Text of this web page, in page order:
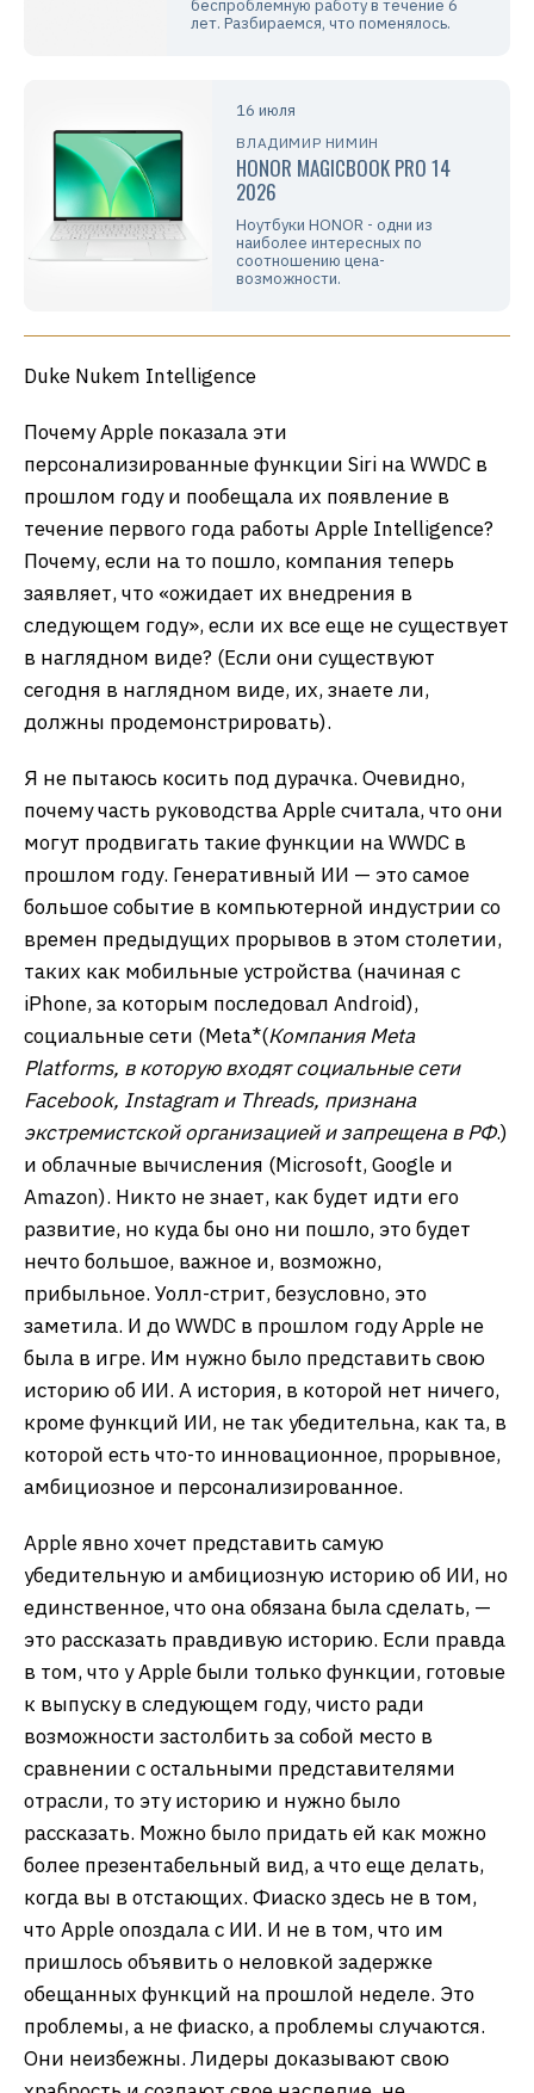
беспроблемную работу в течение 6
лет. Разбираемся, что поменялось.
16 июля
ВЛАДИМИР НИМИН
HONOR MAGICBOOK PRO 14
2026
Ноутбуки HONOR - одни из
наиболее интересных по
соотношению цена-
возможности.
Duke Nukem Intelligence
Почему Apple показала эти
персонализированные функции Siri на WWDC в
прошлом году и пообещала их появление в
течение первого года работы Apple Intelligence?
Почему, если на то пошло, компания теперь
заявляет, что «ожидает их внедрения в
следующем году», если их все еще не существует
в наглядном виде? (Если они существуют
сегодня в наглядном виде, их, знаете ли,
должны продемонстрировать).
Я не пытаюсь косить под дурачка. Очевидно,
почему часть руководства Apple считала, что они
могут продвигать такие функции на WWDC в
прошлом году. Генеративный ИИ — это самое
большое событие в компьютерной индустрии со
времен предыдущих прорывов в этом столетии,
таких как мобильные устройства (начиная с
iPhone, за которым последовал Android),
социальные сети (Meta*(Компания Meta
Platforms, в которую входят социальные сети
Facebook, Instagram и Threads, признана
экстремистской организацией и запрещена в РФ.)
и облачные вычисления (Microsoft, Google и
Amazon). Никто не знает, как будет идти его
развитие, но куда бы оно ни пошло, это будет
нечто большое, важное и, возможно,
прибыльное. Уолл-стрит, безусловно, это
заметила. И до WWDC в прошлом году Apple не
была в игре. Им нужно было представить свою
историю об ИИ. А история, в которой нет ничего,
кроме функций ИИ, не так убедительна, как та, в
которой есть что-то инновационное, прорывное,
амбициозное и персонализированное.
Apple явно хочет представить самую
убедительную и амбициозную историю об ИИ, но
единственное, что она обязана была сделать, —
это рассказать правдивую историю. Если правда
в том, что у Apple были только функции, готовые
к выпуску в следующем году, чисто ради
возможности застолбить за собой место в
сравнении с остальными представителями
отрасли, то эту историю и нужно было
рассказать. Можно было придать ей как можно
более презентабельный вид, а что еще делать,
когда вы в отстающих. Фиаско здесь не в том,
что Apple опоздала с ИИ. И не в том, что им
пришлось объявить о неловкой задержке
обещанных функций на прошлой неделе. Это
проблемы, а не фиаско, а проблемы случаются.
Они неизбежны. Лидеры доказывают свою